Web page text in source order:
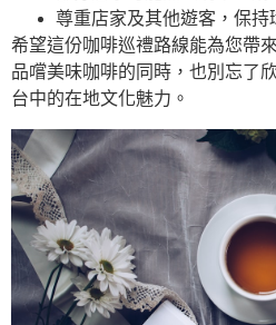
尊重店家及其他遊客，保持
希望這份咖啡巡禮路線能為您帶
品嚐美味咖啡的同時，也別忘了
台中的在地文化魅力。